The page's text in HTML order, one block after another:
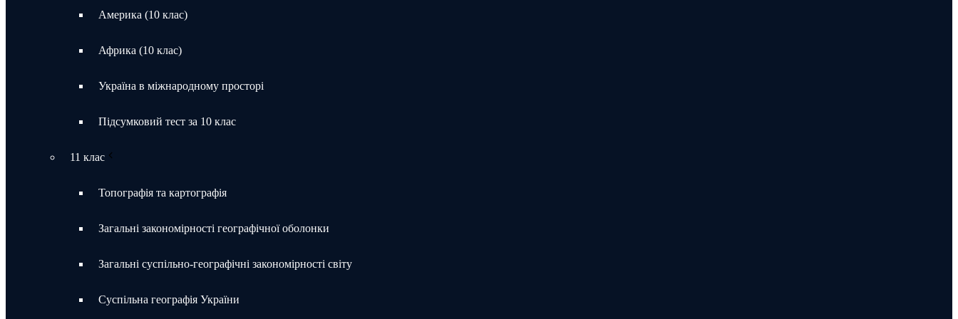
Америка (10 клас)
Африка (10 клас)
Україна в міжнародному просторі
Підсумковий тест за 10 клас
11 клас
Топографія та картографія
Загальні закономірності географічної оболонки
Загальні суспільно-географічні закономірності світу
Суспільна географія України